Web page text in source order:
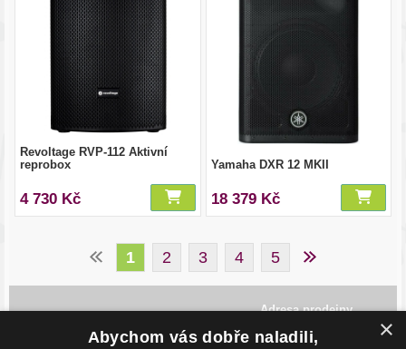
Revoltage RVP-112 Aktivní
reprobox
4 730 Kč
Yamaha DXR 12 MKII
18 379 Kč
1 2 3 4 5
Adresa prodejny
Havlíčkovo Nábřeží 28,
702 00, Ostrava
×
Abychom vás dobře naladili,